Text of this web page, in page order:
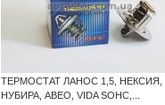
ТЕРМОСТАТ ЛАНОС 1,5, НЕКСИЯ,
НУБИРА, АВЕО, VIDA SOHC,...